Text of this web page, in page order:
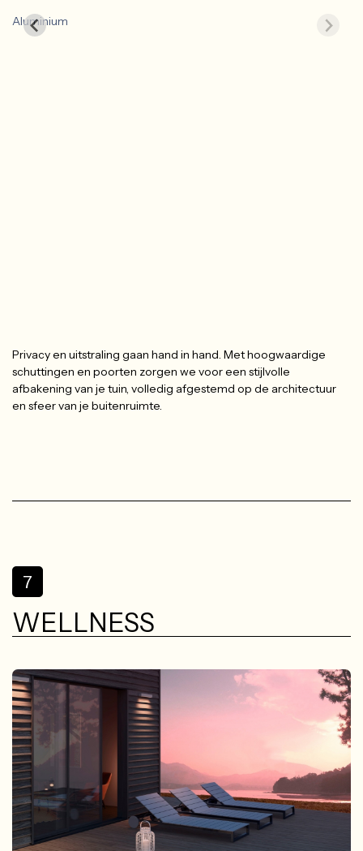
Aluminium
Privacy en uitstraling gaan hand in hand. Met hoogwaardige
schuttingen en poorten zorgen we voor een stijlvolle
afbakening van je tuin, volledig afgestemd op de architectuur
en sfeer van je buitenruimte.
7
WELLNESS